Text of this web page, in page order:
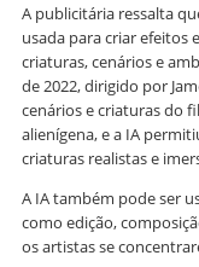
A publicitária ressalta
usada para criar efeitos
criaturas, cenários e
de 2022, dirigido por
cenários e criaturas do
alienígena, e a IA
criaturas realistas e
A IA também pode ser
como edição,
os artistas se